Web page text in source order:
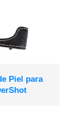
Piel para